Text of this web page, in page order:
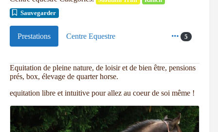
Sauvegarder
Prestations Centre Equestre 5
Equitation de pleine nature, de loisir et de bien être, pensions
prés, box, élevage de quarter horse.
equitation libre et intuitive pour allez au coeur de soi même !